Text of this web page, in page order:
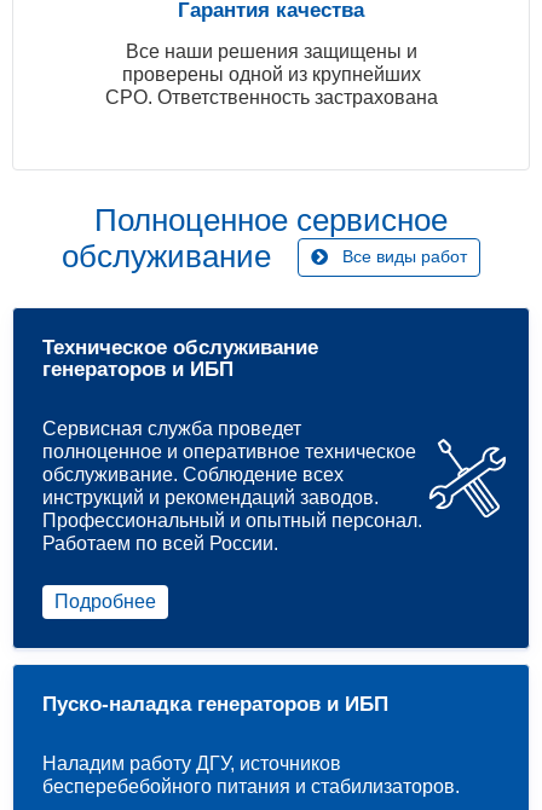
Гарантия качества
Все наши решения защищены и
проверены одной из крупнейших
СРО. Ответственность застрахована
Полноценное сервисное
обслуживание
Все виды работ
Техническое обслуживание
генераторов и ИБП
Сервисная служба проведет
полноценное и оперативное техническое
обслуживание. Соблюдение всех
инструкций и рекомендаций заводов.
Профессиональный и опытный персонал.
Работаем по всей России.
Подробнее
Пуско-наладка генераторов и ИБП
Наладим работу ДГУ, источников
бесперебебойного питания и стабилизаторов.